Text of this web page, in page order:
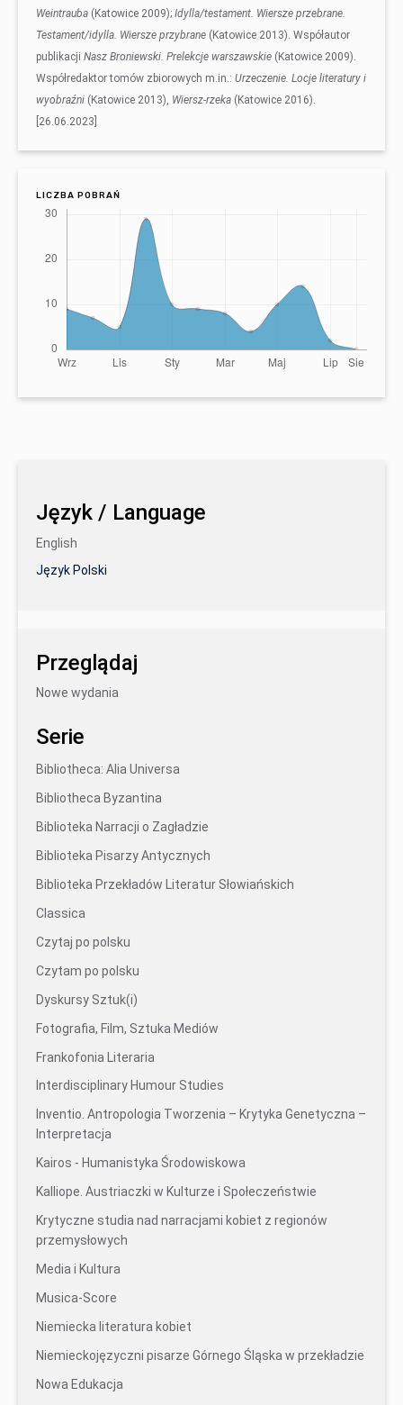
Weintrauba (Katowice 2009); Idylla/testament. Wiersze przebrane.
Testament/idylla. Wiersze przybrane (Katowice 2013). Współautor
publikacji Nasz Broniewski. Prelekcje warszawskie (Katowice 2009).
Współredaktor tomów zbiorowych m.in.: Urzeczenie. Locje literatury i
wyobraźni (Katowice 2013), Wiersz-rzeka (Katowice 2016).
[26.06.2023]
LICZBA POBRAŃ
Język / Language
English
Język Polski
Przeglądaj
Nowe wydania
Serie
Bibliotheca: Alia Universa
Bibliotheca Byzantina
Biblioteka Narracji o Zagładzie
Biblioteka Pisarzy Antycznych
Biblioteka Przekładów Literatur Słowiańskich
Classica
Czytaj po polsku
Czytam po polsku
Dyskursy Sztuk(i)
Fotografia, Film, Sztuka Mediów
Frankofonia Literaria
Interdisciplinary Humour Studies
Inventio. Antropologia Tworzenia – Krytyka Genetyczna –
Interpretacja
Kairos - Humanistyka Środowiskowa
Kalliope. Austriaczki w Kulturze i Społeczeństwie
Krytyczne studia nad narracjami kobiet z regionów
przemysłowych
Media i Kultura
Musica-Score
Niemiecka literatura kobiet
Niemieckojęzyczni pisarze Górnego Śląska w przekładzie
Nowa Edukacja